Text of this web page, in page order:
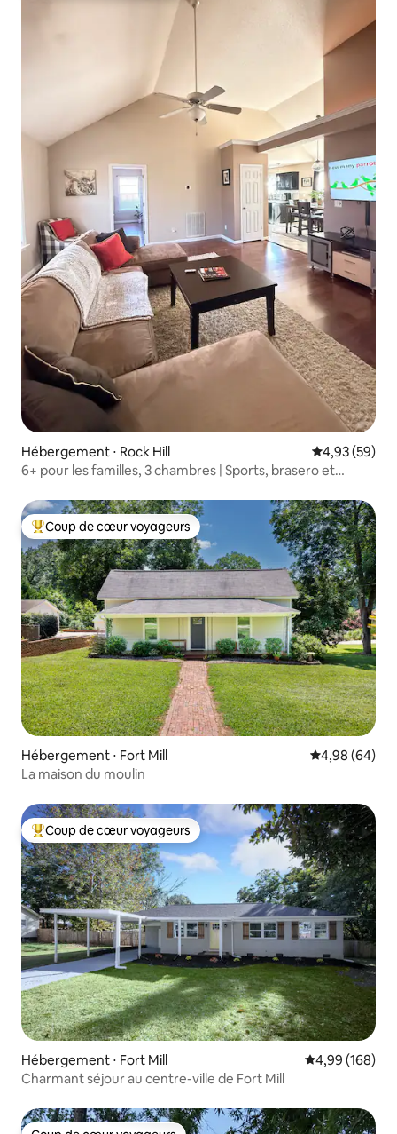
Hébergement ⋅ Rock Hill Évaluation
4,93 (59)
6+ pour les familles, 3 chambres | Sports, brasero et
Coups de cœur voyageurs les plus appréciés
Coup de cœur voyageurs
Hébergement ⋅ Fort Mill Évaluation
4,98 (64)
La maison du moulin
Coups de cœur voyageurs les plus appréciés
Coup de cœur voyageurs
Hébergement ⋅ Fort Mill Évaluation
4,99 (168)
Charmant séjour au centre-ville de Fort Mill